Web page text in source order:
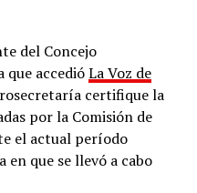
del Concejo
que accedióLa Voz de
certifique la
por la Comisión de
el actual período
que se llevó a cabo